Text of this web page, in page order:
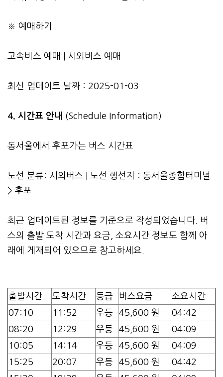
※ 예매하기
고속버스 예매 시외버스 예매
최신 업데이트 날짜 : 2025-01-03
4. 시간표 안내 (Schedule Information)
동서울에서 후포가는 버스 시간표
노선 분류: 시외버스 | 노선 행선지 : 동서울종합터미널
> 후포
최근 업데이트된 정보를 기준으로 작성되었습니다. 버
스의 출발 도착 시간과 요금, 소요시간 정보도 함께 아
래에 게재되어 있으므로 참고하세요.
출발시간 도착시간 등급 버스요금
소요시간
07:10
11:52 우등 45,600 원
04:42
08:20
12:29 우등 45,600 원
04:09
10:05
14:14 우등 45,600 원
04:09
15:25
20:07 우등 45,600 원
04:42